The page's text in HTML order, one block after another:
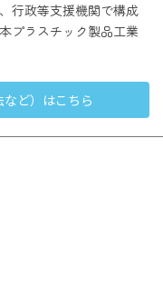
行政等支援機関で構成
プラスチック製品工業
ど）はこちら